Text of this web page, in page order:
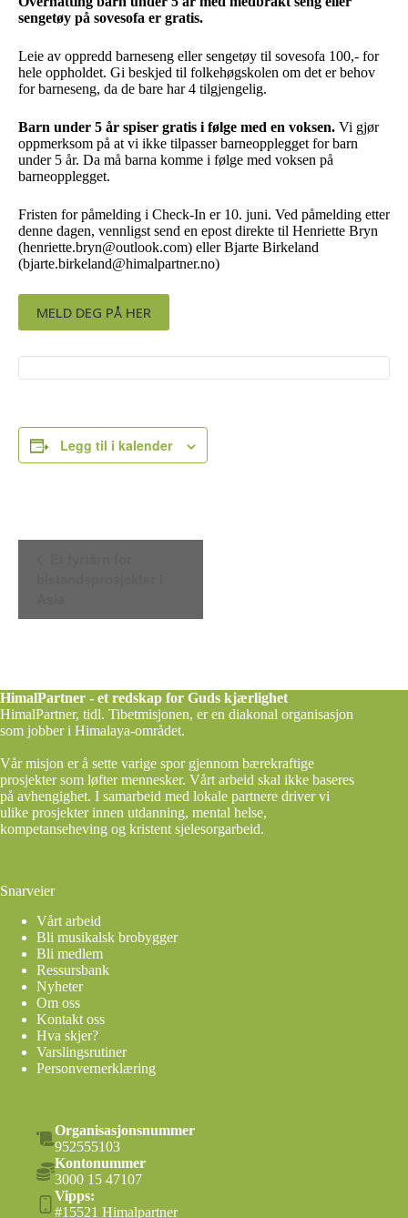
sengetøy på sovesofa er gratis.
Leie av oppredd barneseng eller sengetøy til sovesofa 100,- for
hele oppholdet. Gi beskjed til folkehøgskolen om det er behov
for barneseng, da de bare har 4 tilgjengelig.
Barn under 5 år spiser gratis i følge med en voksen. Vi gjør
oppmerksom på at vi ikke tilpasser barneopplegget for barn
under 5 år. Da må barna komme i følge med voksen på
barneopplegget.
Fristen for påmelding i Check-In er 10. juni. Ved påmelding etter
denne dagen, vennligst send en epost direkte til Henriette Bryn
(henriette.bryn@outlook.com) eller Bjarte Birkeland
(bjarte.birkeland@himalpartner.no)
MELD DEG PÅ HER
Legg til i kalender
n
t
n
v
i
g
a
s
HimalPartner - et redskap for Guds kjærlighet
HimalPartner, tidl. Tibetmisjonen, er en diakonal organisasjon
som jobber i Himalaya-området.
Vår misjon er å sette varige spor gjennom bærekraftige
prosjekter som løfter mennesker. Vårt arbeid skal ikke baseres
på avhengighet. I samarbeid med lokale partnere driver vi
ulike prosjekter innen utdanning, mental helse,
kompetanseheving og kristent sjelesorgarbeid.
Snarveier
Vårt arbeid
Bli musikalsk brobygger
Bli medlem
Ressursbank
Nyheter
Om oss
Kontakt oss
Hva skjer?
Varslingsrutiner
Personvernerklæring
Organisasjonsnummer
952555103
Kontonummer
3000 15 47107
Vipps:
#15521 Himalpartner